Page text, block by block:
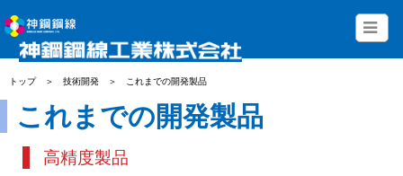
トップ ＞ 技術開発 ＞ これまでの開発製品
これまでの開発製品
高精度製品